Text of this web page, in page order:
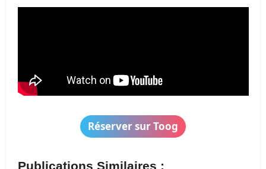
Réserver sur Toog
Publications Similaires :